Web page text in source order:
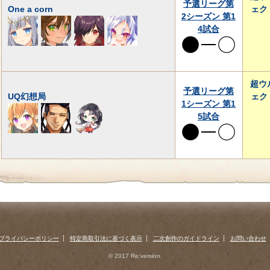
One a corn
予選リーグ第
2シーズン 第1
4試合
ェ
UQ幻想局
予選リーグ第
1シーズン 第1
5試合
超ウ
ェ
ライバシーポリシー 特定商取引法に基づく表示 二次創作のガイドライン お問い合わせ
© 2017 Re:version.